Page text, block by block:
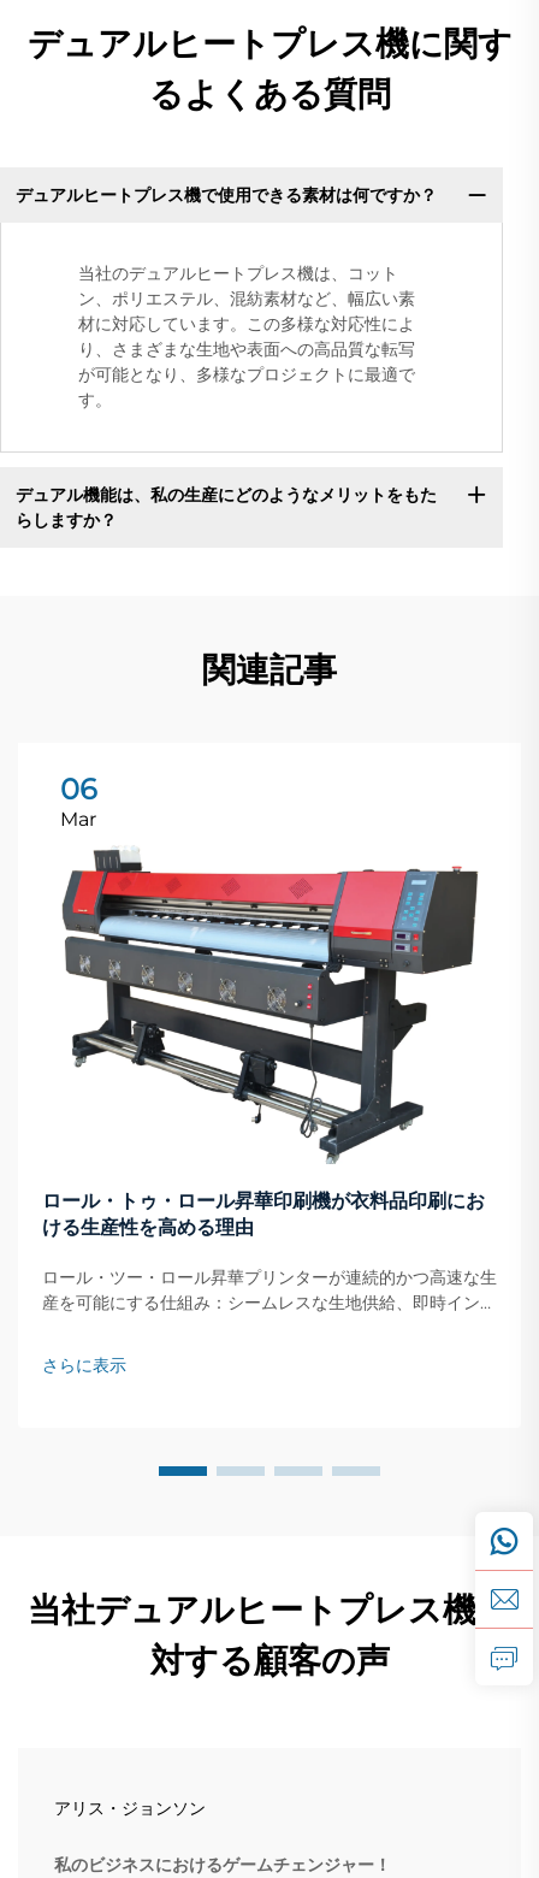
デュアルヒートプレス機に関す
るよくある質問
デュアルヒートプレス機で使用できる素材は何ですか？
当社のデュアルヒートプレス機は、コット
ン、ポリエステル、混紡素材など、幅広い素
材に対応しています。この多様な対応性によ
り、さまざまな生地や表面への高品質な転写
が可能となり、多様なプロジェクトに最適で
す。
デュアル機能は、私の生産にどのようなメリットをもた
らしますか？
関連記事
06
Mar
ロール・トゥ・ロール昇華印刷機が衣料品印刷にお
ける生産性を高める理由
ロール・ツー・ロール昇華プリンターが連続的かつ高速な生
産を可能にする仕組み：シームレスな生地供給、即時インク
プリンターは、生地ロールを連続的に供給するシステムで動
作します…
さらに表示
当社デュアルヒートプレス機に
対する顧客の声
アリス・ジョンソン
私のビジネスにおけるゲームチェンジャー！